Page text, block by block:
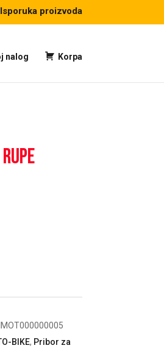
Isporuka proizvoda
nalog Korpa
BIKE, Pribor za